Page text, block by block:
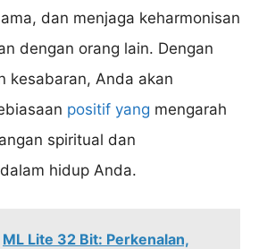
dan menjaga keharmonisan
dengan orang lain. Dengan
kesabaran, Anda akan
positif yang mengarah
spiritual dan
hidup Anda.
ML Lite 32 Bit: Perkenalan,